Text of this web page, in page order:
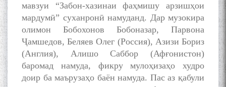
мавзуи “Забон-хазинаи фаҳмишу арзишҳои
мардумӣ” суханронӣ намуданд. Дар музокира
олимон Бобохонов Бобоназар, Парвона
Ҷамшедов, Беляев Олег (Россия), Азизи Бориз
(Англия), Алишо Саббор (Афғонистон)
баромад намуда, фикру мулоҳизаҳо худро
доир ба маърузаҳо баён намуда. Пас аз қабули
The Persian Gulf Beautiful
poetry from Устод Мумин
Қаноат (Ustod Mumin Qanoat)
and Master Mehryar
Mehrafarin about the conflict
of the name of the Persian
Gulf